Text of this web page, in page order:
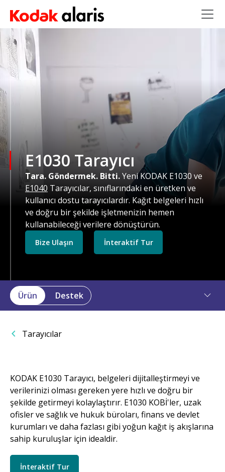
E1030 Tarayıcı
Tara. Göndermek. Bitti.Yeni KODAK E1030 ve
E1040 Tarayıcılar, sınıflarındaki en üretken ve
kullanıcı dostu tarayıcılardır. Kağıt belgeleri hızlı
ve doğru bir şekilde işletmenizin hemen
kullanabileceği verilere dönüştürün.
Bize Ulaşın İnteraktif Tur
Ürün Destek
Tarayıcılar
KODAK E1030 Tarayıcı, belgeleri dijitalleştirmeyi ve
verilerinizi olması gereken yere hızlı ve doğru bir
şekilde getirmeyi kolaylaştırır. E1030 KOBİ'ler, uzak
ofisler ve sağlık ve hukuk büroları, finans ve devlet
kurumları ve daha fazlası gibi yoğun kağıt iş akışlarına
sahip kuruluşlar için idealdir.
İnteraktif Tur